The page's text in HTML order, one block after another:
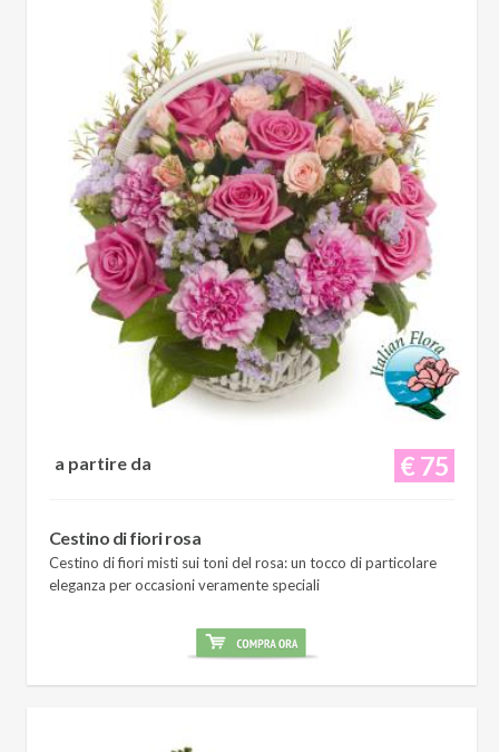
€ 75
a partire da
Cestino di fiori rosa
Cestino di fiori misti sui toni del rosa: un tocco di particolare
eleganza per occasioni veramente speciali